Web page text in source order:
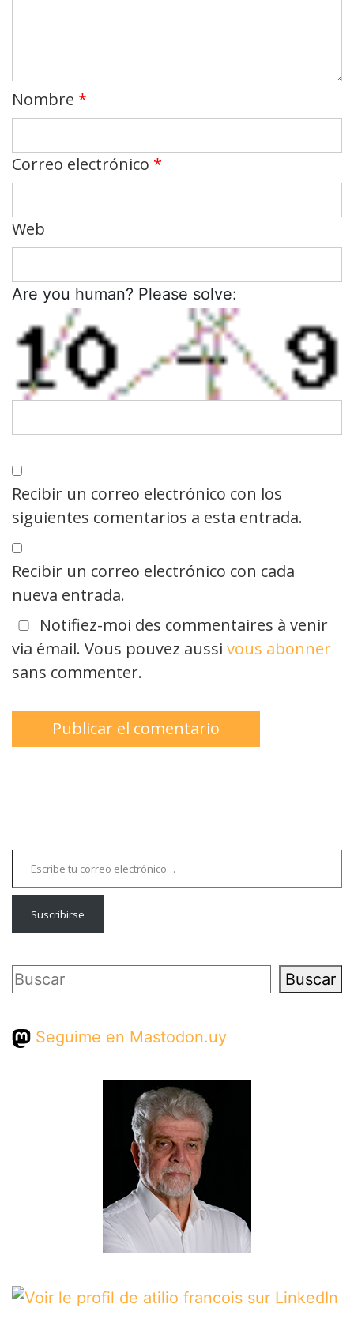
Nombre *
Correo electrónico *
Web
Are you human? Please solve:
Recibir un correo electrónico con los
siguientes comentarios a esta entrada.
Recibir un correo electrónico con cada
nueva entrada.
Notifiez-moi des commentaires à venir
via émail. Vous pouvez aussi vous abonner
sans commenter.
Escribe tu correo electrónico…
Suscribirse
Buscar Buscar
Seguime en Mastodon.uy